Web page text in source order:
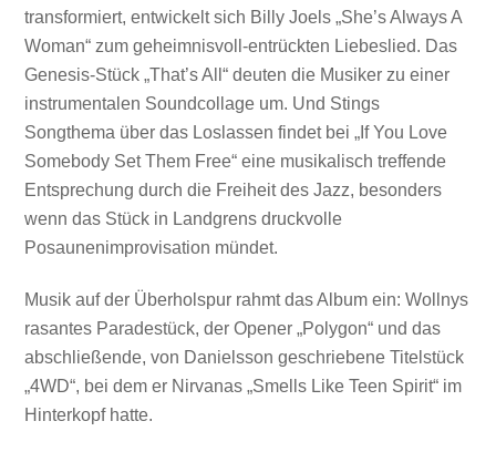
transformiert, entwickelt sich Billy Joels „She’s Always A
Woman“ zum geheimnisvoll-entrückten Liebeslied. Das
Genesis-Stück „That’s All“ deuten die Musiker zu einer
instrumentalen Soundcollage um. Und Stings
Songthema über das Loslassen findet bei „If You Love
Somebody Set Them Free“ eine musikalisch treffende
Entsprechung durch die Freiheit des Jazz, besonders
wenn das Stück in Landgrens druckvolle
Posaunenimprovisation mündet.
Musik auf der Überholspur rahmt das Album ein: Wollnys
rasantes Paradestück, der Opener „Polygon“ und das
abschließende, von Danielsson geschriebene Titelstück
„4WD“, bei dem er Nirvanas „Smells Like Teen Spirit“ im
Hinterkopf hatte.